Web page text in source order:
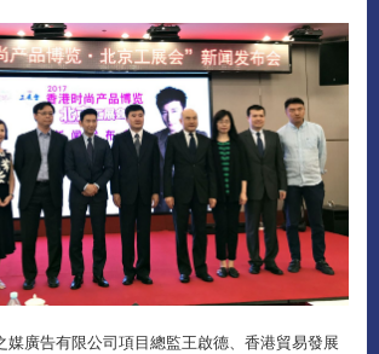
媒廣告有限公司項目總監王啟德、香港貿易發展